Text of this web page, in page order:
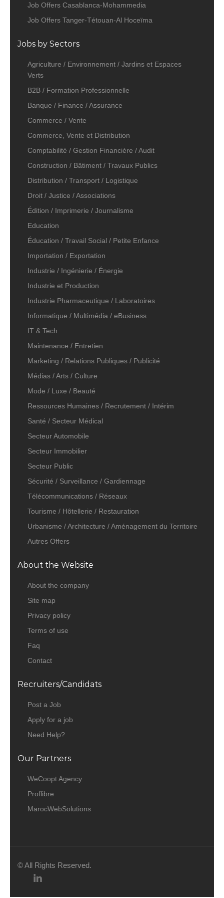
Job Offers Casablanca-Mohammedia
Job Offers Tanger-Tétouan-Al Hoceïma
Jobs by Sectors
Agriculture / Environnement / Jardins et Espaces
Verts
B2B / Formation Professionnelle
Banque / Finance / Assurance
Commerce / Vente
Commerce, Vente et Distribution
Comptabilité / Gestion Financière / Audit
Construction / Bâtiment / Travaux Publics
Distribution / Transport / Logistique
Droit / Justice / Associations
Édition / Imprimerie / Journalisme
Education
Éducation / Travail Social / Petite Enfance
Importation / Exportation
Industrie / Ingénierie / Énergie
Industrie et Production
Industrie Pharmaceutique / Laboratoires
Informatique / Multimédia / eBusiness
IT & Tech
Maintenance / Entretien
Marketing / Relations Publiques / Publicité
Médias / Arts / Culture
Mode / Luxe / Beauté
Ressources Humaines / Recrutement / Intérim
Santé / Secteur Médical
Secteur Automobile
Secteur Immobilier
Secteur Public
Sécurité / Surveillance / Gardiennage
Télécommunications / Réseaux
Tourisme / Hôtellerie / Restauration
Urbanisme / Architecture / Aménagement du Territoire
Autres Offers
About the Website
About the company
Site map
Privacy policy
Terms of use
Faq
Contact
Recruiters/Candidats
Post a Job
Apply for a job
Need Help?
Our Partners
WeCoopt Agency
Proflibre
MarocWebSolutions
© All Rights Reserved.